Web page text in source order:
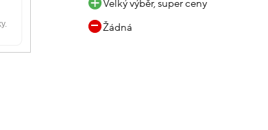
Velký výběr, super ceny
Žádná